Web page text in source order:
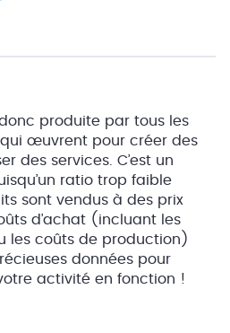
produite par tous les
œuvrent pour créer des
des services. C’est un
ratio trop faible
sont vendus à des prix
d’achat (incluant les
les coûts de production)
données pour
activité en fonction !